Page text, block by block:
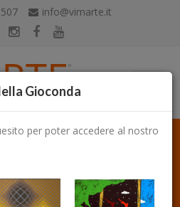
info@vimarte.it
Gioconda
per poter accedere al nostro